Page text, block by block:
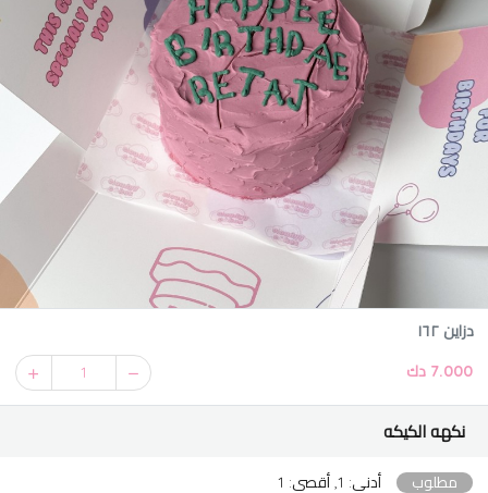
دزاين ١٦٢
7.000 دك 1
نكهه الكيكه
مطلوب أدنى: 1, أقصى: 1